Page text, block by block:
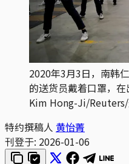
2020年3月3日，南韩
的送货员戴着口罩，在
Kim Hong-Ji/
特约撰稿人 黄怡菁
刊登于: 2026-01-06